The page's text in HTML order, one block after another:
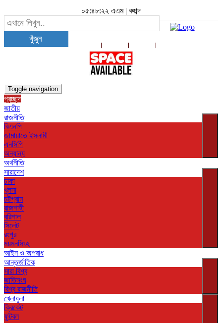
০৫:৪৮:২৩ এএম| বঙ্গাব্দ
খুঁজুন
Toggle navigation
প্রচ্ছদ
জাতীয়
রাজনীতি
বিএনপি
জামায়াতে ইসলামী
এনসিপি
অন্যান্য
অর্থনীতি
সারাদেশ
ঢাকা
খুলনা
চট্টগ্রাম
রাজশাহী
বরিশাল
সিলেট
রংপুর
ময়মনসিংহ
আইন ও অপরাধ
আন্তর্জাতিক
সারা বিশ্ব
জাতিসংঘ
বিশ্ব রাজনীতি
খেলাধুলা
ক্রিকেট
ফুটবল